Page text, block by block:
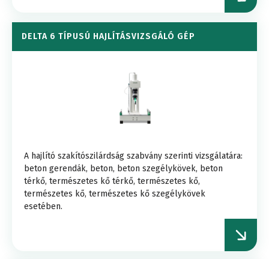
DELTA 6 TÍPUSÚ HAJLÍTÁSVIZSGÁLÓ GÉP
A hajlító szakítószilárdság szabvány szerinti vizsgálatára:
beton gerendák, beton, beton szegélykövek, beton
térkő, természetes kő térkő, természetes kő,
természetes kő, természetes kő szegélykövek
esetében.